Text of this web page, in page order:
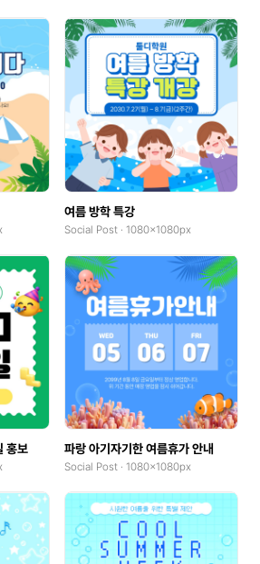
여름 방학 특강
Social Post · 1080x1080px
홍보 파랑 아기자기한 여름휴가 안내
Social Post · 1080x1080px